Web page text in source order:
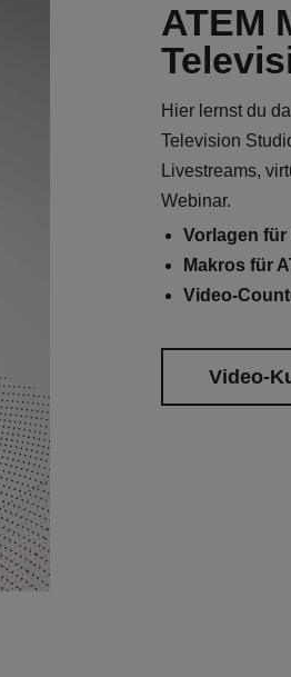
ATEM
Hier lernst du
Television
Livestreams,
Webinar.
Vorlagen für
Makros für
Video-
Video-